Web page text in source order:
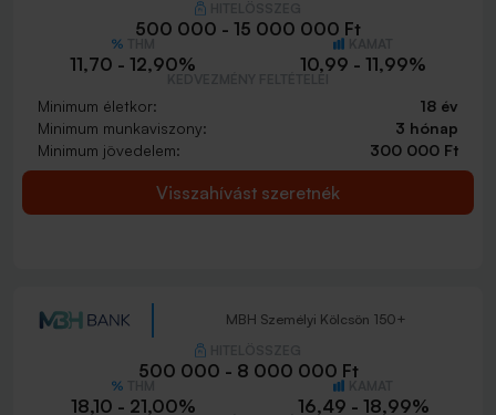
500 000 - 15 000 000 Ft
11,70 - 12,90% 10,99 - 11,99%
Minimum életkor:
18 év
Minimum munkaviszony:
3 hónap
Minimum jövedelem:
300 000 Ft
Visszahívást szeretnék
MBH Személyi Kölcsön 150+
500 000 - 8 000 000 Ft
18,10 - 21,00% 16,49 - 18,99%